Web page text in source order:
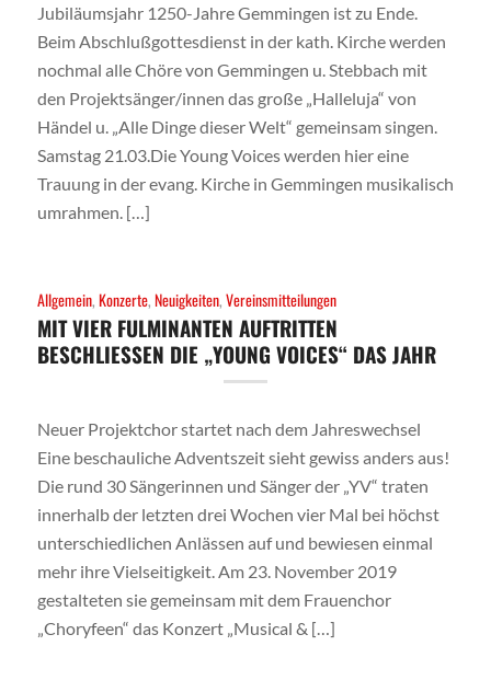
Jubiläumsjahr 1250-Jahre Gemmingen ist zu Ende.
Beim Abschlußgottesdienst in der kath. Kirche werden
nochmal alle Chöre von Gemmingen u. Stebbach mit
den Projektsänger/innen das große „Halleluja“ von
Händel u. „Alle Dinge dieser Welt“ gemeinsam singen.
Samstag 21.03.Die Young Voices werden hier eine
Trauung in der evang. Kirche in Gemmingen musikalisch
umrahmen. […]
Allgemein,Konzerte,Neuigkeiten,Vereinsmitteilungen
MIT VIER FULMINANTEN AUFTRITTEN
BESCHLIESSEN DIE „YOUNG VOICES“ DAS JAHR
Neuer Projektchor startet nach dem Jahreswechsel
Eine beschauliche Adventszeit sieht gewiss anders aus!
Die rund 30 Sängerinnen und Sänger der „YV“ traten
innerhalb der letzten drei Wochen vier Mal bei höchst
unterschiedlichen Anlässen auf und bewiesen einmal
mehr ihre Vielseitigkeit. Am 23. November 2019
gestalteten sie gemeinsam mit dem Frauenchor
„Choryfeen“ das Konzert „Musical & […]